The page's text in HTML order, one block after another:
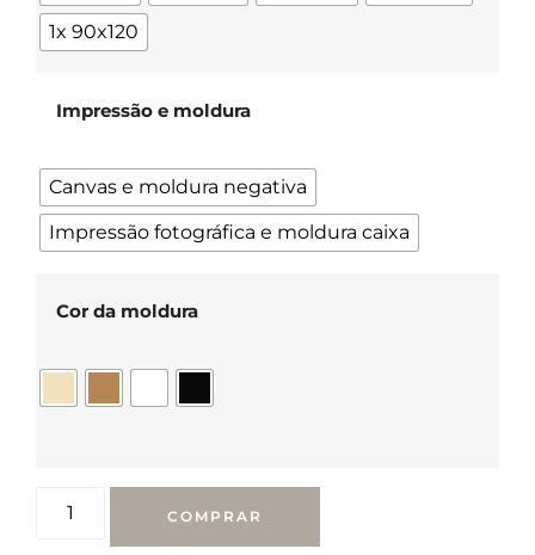
1x 90x120
Impressão e moldura
Canvas e moldura negativa
Impressão fotográfica e moldura caixa
Cor da moldura
COMPRAR